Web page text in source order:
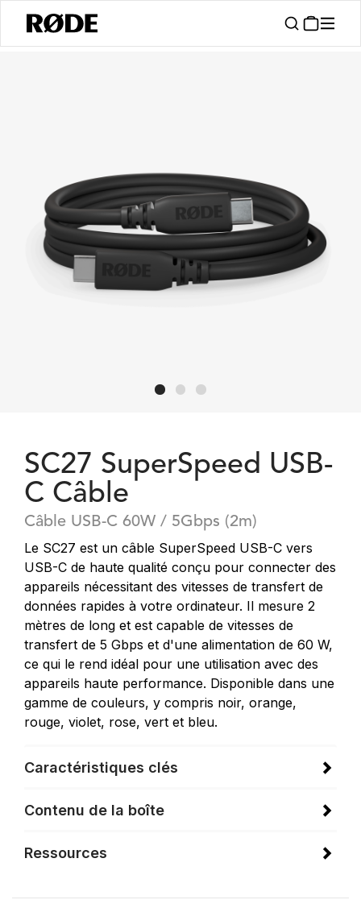
SC27 SuperSpeed USB-
C Câble
Câble USB-C 60W / 5Gbps (2m)
Le SC27 est un câble SuperSpeed USB-C vers
USB-C de haute qualité conçu pour connecter des
appareils nécessitant des vitesses de transfert de
données rapides à votre ordinateur. Il mesure 2
mètres de long et est capable de vitesses de
transfert de 5 Gbps et d'une alimentation de 60 W,
ce qui le rend idéal pour une utilisation avec des
appareils haute performance. Disponible dans une
gamme de couleurs, y compris noir, orange,
rouge, violet, rose, vert et bleu.
Caractéristiques clés
Contenu de la boîte
Ressources